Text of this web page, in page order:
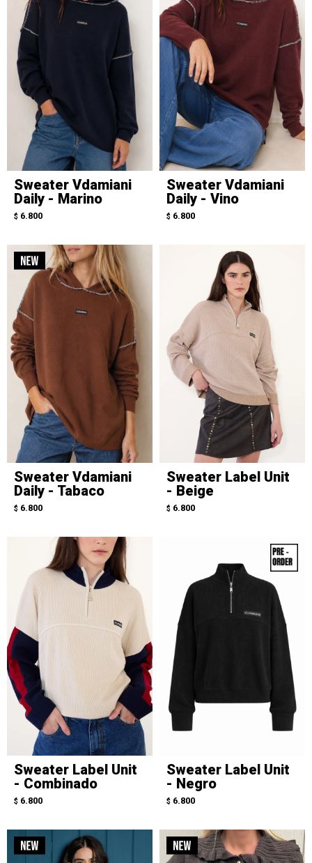
Sweater Vdamiani
Daily - Marino
$ 6.800
Sweater Vdamiani
Daily - Vino
$ 6.800
Sweater Vdamiani
Daily - Tabaco
$ 6.800
Sweater Label Unit
- Beige
$ 6.800
Sweater Label Unit
- Combinado
$ 6.800
Sweater Label Unit
- Negro
$ 6.800